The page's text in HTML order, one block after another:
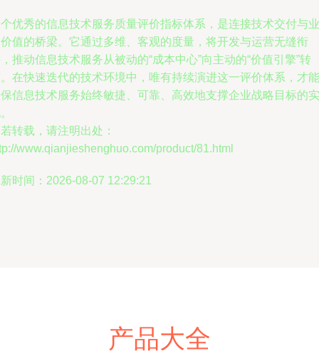
优秀的信息技术服务质量评价指标体系，是连接技术交付与业
值的桥梁。它通过多维、客观的度量，将开发与运营无缝衔
推动信息技术服务从被动的“成本中心”向主动的“价值引擎”转
在快速迭代的技术环境中，唯有持续演进这一评价体系，才能
信息技术服务始终敏捷、可靠、高效地支撑企业战略目标的实
转载，请注明出处：
www.qianjieshenghuo.com/product/81.html
时间：2026-08-07 12:29:21
产品大全